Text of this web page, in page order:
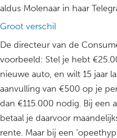
aldus Molenaar in haar
Groot verschil
De directeur van de
voorbeeld: Stel je hebt
nieuwe auto, en wilt 15 jaar
aanvulling van €500 op je
dan €115.000 nodig. Bij een
betaal je daarvoor
rente. Maar bij een